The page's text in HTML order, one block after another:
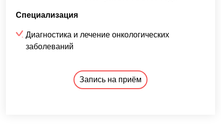
Специализация
Диагностика и лечение онкологических
заболеваний
Запись на приём